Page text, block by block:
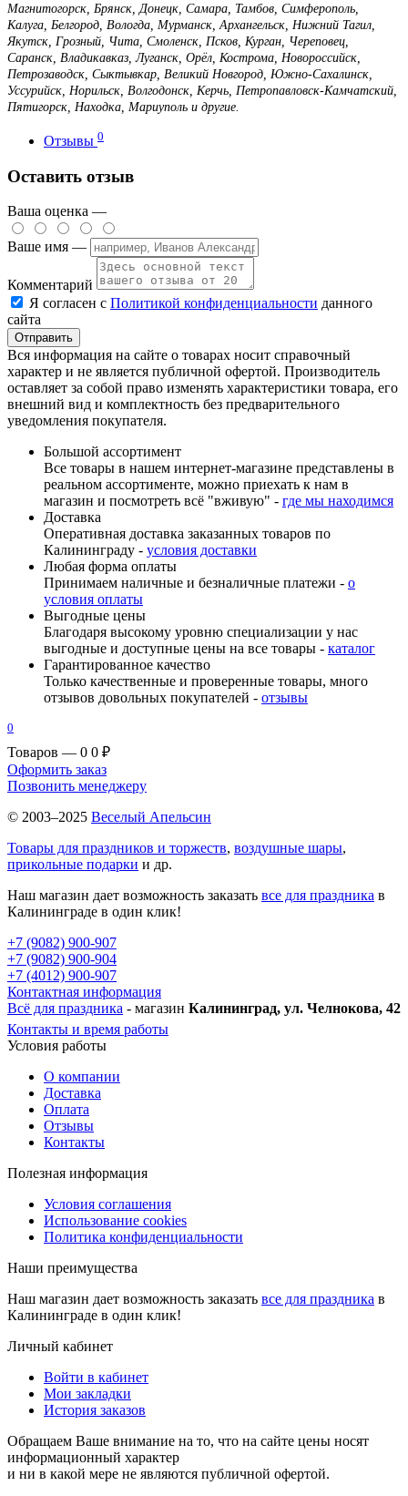
Магнитогорск, Брянск, Донецк, Самара, Тамбов, Симферополь,
Калуга, Белгород, Вологда, Мурманск, Архангельск, Нижний Тагил,
Якутск, Грозный, Чита, Смоленск, Псков, Курган, Череповец,
Саранск, Владикавказ, Луганск, Орёл, Кострома, Новороссийск,
Петрозаводск, Сыктывкар, Великий Новгород, Южно-Сахалинск,
Уссурийск, Норильск, Волгодонск, Керчь, Петропавловск-Камчатский,
Пятигорск, Находка, Мариуполь и другие.
Отзывы 0
Оставить отзыв
Ваша оценка —
Ваше имя —
Комментарий
Я согласен с Политикой конфиденциальности данного
сайта
Вся информация на сайте о товарах носит справочный
характер и не является публичной офертой. Производитель
оставляет за собой право изменять характеристики товара, его
внешний вид и комплектность без предварительного
уведомления покупателя.
Большой ассортимент
Все товары в нашем интернет-магазине представлены в
реальном ассортименте, можно приехать к нам в
магазин и посмотреть всё "вживую" - где мы находимся
Доставка
Оперативная доставка заказанных товаров по
Калининграду - условия доставки
Любая форма оплаты
Принимаем наличные и безналичные платежи - о
условия оплаты
Выгодные цены
Благодаря высокому уровню специализации у нас
выгодные и доступные цены на все товары - каталог
Гарантированное качество
Только качественные и проверенные товары, много
отзывов довольных покупателей - отзывы
0
Товаров — 0 0 ₽
Оформить заказ
Позвонить менеджеру
© 2003–2025 Веселый Апельсин
Товары для праздников и торжеств, воздушные шары,
прикольные подарки и др.
Наш магазин дает возможность заказать все для праздника в
Калининграде в один клик!
+7 (9082) 900-907
+7 (9082) 900-904
+7 (4012) 900-907
Контактная информация
Всё для праздника - магазин Калининград, ул. Челнокова, 42
Контакты и время работы
Условия работы
О компании
Доставка
Оплата
Отзывы
Контакты
Полезная информация
Условия соглашения
Использование cookies
Политика конфиденциальности
Наши преимущества
Наш магазин дает возможность заказать все для праздника в
Калининграде в один клик!
Личный кабинет
Войти в кабинет
Мои закладки
История заказов
Обращаем Ваше внимание на то, что на сайте цены носят
информационный характер
и ни в какой мере не являются публичной офертой.